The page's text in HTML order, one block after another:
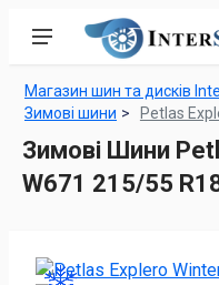
Магазин шин та дисків
Зимові шини
Petlas
Зимові Шини
W671 215/55